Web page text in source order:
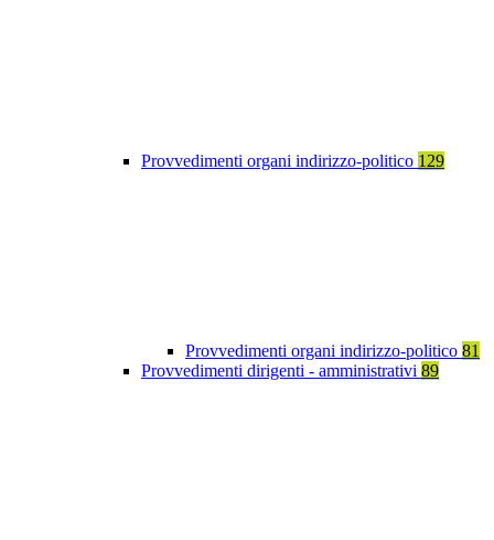
Provvedimenti organi indirizzo-politico 129
Provvedimenti organi indirizzo-politico 81
Provvedimenti dirigenti - amministrativi 89